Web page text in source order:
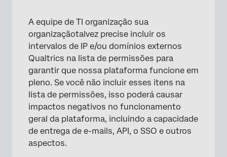
A equipe de TI organização sua
organizaçãotalvez precise incluir os
intervalos de IP e/ou domínios externos
Qualtrics na lista de permissões para
garantir que nossa plataforma funcione em
pleno. Se você não incluir esses itens na
lista de permissões, isso poderá causar
impactos negativos no funcionamento
geral da plataforma, incluindo a capacidade
de entrega de e-mails, API, o SSO e outros
aspectos.